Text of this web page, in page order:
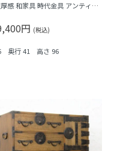
厚感 和家具 時代金具 アンティー
円 (税込)
奥行 41 高さ 96